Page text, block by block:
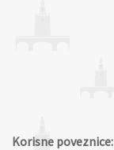
Korisne poveznice: